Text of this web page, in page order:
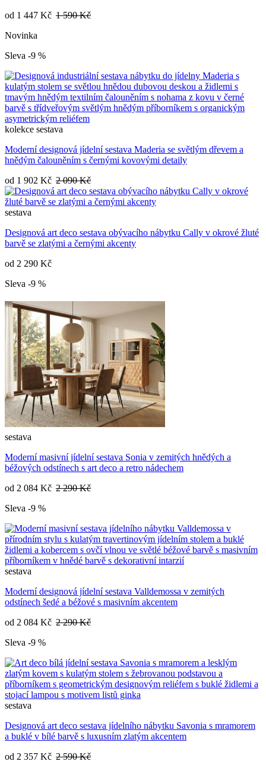
od 1 447 Kč 1 590 Kč
Novinka
Sleva -9 %
kolekce sestava
Moderní designová jídelní sestava Maderia se světlým dřevem a
hnědým čalouněním s černými kovovými detaily
od 1 902 Kč 2 090 Kč
sestava
Designová art deco sestava obývacího nábytku Cally v okrové žluté
barvě se zlatými a černými akcenty
od 2 290 Kč
Sleva -9 %
sestava
Moderní masivní jídelní sestava Sonia v zemitých hnědých a
béžových odstínech s art deco a retro nádechem
od 2 084 Kč 2 290 Kč
Sleva -9 %
sestava
Moderní designová jídelní sestava Valldemossa v zemitých
odstínech šedé a béžové s masivním akcentem
od 2 084 Kč 2 290 Kč
Sleva -9 %
sestava
Designová art deco sestava jídelního nábytku Savonia s mramorem
a buklé v bílé barvě s luxusním zlatým akcentem
od 2 357 Kč 2 590 Kč